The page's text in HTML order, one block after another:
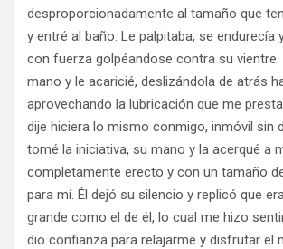
desproporcionadamente al tamaño que
y entré al baño. Le palpitaba, se endurecía
con fuerza golpéandose contra su vientre.
mano y le acaricié, deslizándola de atrás
aprovechando la lubricación que me
dije hiciera lo mismo conmigo, inmóvil sin
tomé la iniciativa, su mano y la acerqué a
completamente erecto y con un tamaño
para mí. Él dejó su silencio y replicó que
grande como el de él, lo cual me hizo
dio confianza para relajarme y disfrutar el